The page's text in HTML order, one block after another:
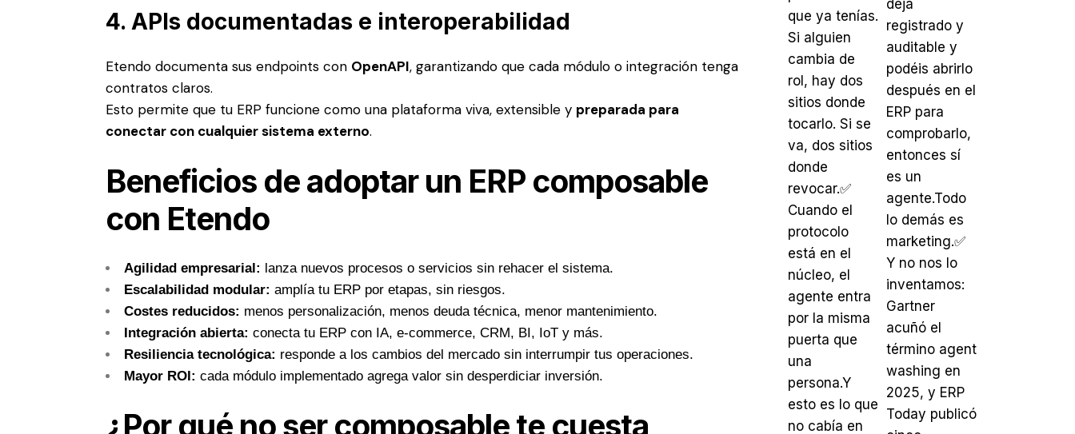
4. APIs documentadas e interoperabilidad
Etendo documenta sus endpoints con OpenAPI, garantizando que cada módulo o integración tenga
contratos claros.
Esto permite que tu ERP funcione como una plataforma viva, extensible y preparada para
conectar con cualquier sistema externo.
Beneficios de adoptar un ERP composable
con Etendo
Agilidad empresarial: lanza nuevos procesos o servicios sin rehacer el sistema.
Escalabilidad modular: amplía tu ERP por etapas, sin riesgos.
Costes reducidos: menos personalización, menos deuda técnica, menor mantenimiento.
Integración abierta: conecta tu ERP con IA, e-commerce, CRM, BI, IoT y más.
Resiliencia tecnológica: responde a los cambios del mercado sin interrumpir tus operaciones.
Mayor ROI: cada módulo implementado agrega valor sin desperdiciar inversión.
¿Por qué no ser composable te cuesta